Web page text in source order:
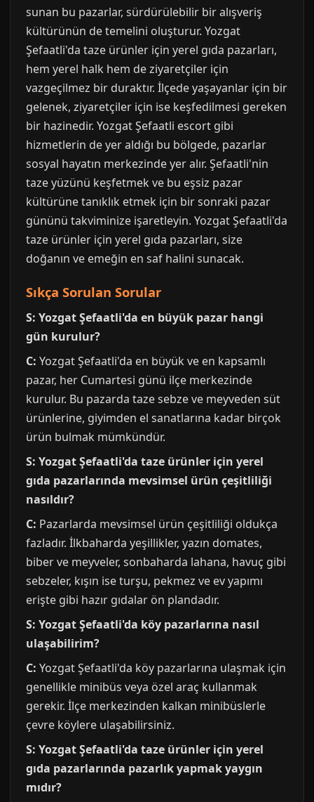
sunan bu pazarlar, sürdürülebilir bir alışveriş
kültürünün de temelini oluşturur. Yozgat
Şefaatli'da taze ürünler için yerel gıda pazarları,
hem yerel halk hem de ziyaretçiler için
vazgeçilmez bir duraktır. İlçede yaşayanlar için bir
gelenek, ziyaretçiler için ise keşfedilmesi gereken
bir hazinedir. Yozgat Şefaatli escort gibi
hizmetlerin de yer aldığı bu bölgede, pazarlar
sosyal hayatın merkezinde yer alır. Şefaatli'nin
taze yüzünü keşfetmek ve bu eşsiz pazar
kültürüne tanıklık etmek için bir sonraki pazar
gününü takviminize işaretleyin. Yozgat Şefaatli'da
taze ürünler için yerel gıda pazarları, size
doğanın ve emeğin en saf halini sunacak.
Sıkça Sorulan Sorular
S: Yozgat Şefaatli'da en büyük pazar hangi
gün kurulur?
C: Yozgat Şefaatli'da en büyük ve en kapsamlı
pazar, her Cumartesi günü ilçe merkezinde
kurulur. Bu pazarda taze sebze ve meyveden süt
ürünlerine, giyimden el sanatlarına kadar birçok
ürün bulmak mümkündür.
S: Yozgat Şefaatli'da taze ürünler için yerel
gıda pazarlarında mevsimsel ürün çeşitliliği
nasıldır?
C: Pazarlarda mevsimsel ürün çeşitliliği oldukça
fazladır. İlkbaharda yeşillikler, yazın domates,
biber ve meyveler, sonbaharda lahana, havuç gibi
sebzeler, kışın ise turşu, pekmez ve ev yapımı
erişte gibi hazır gıdalar ön plandadır.
S: Yozgat Şefaatli'da köy pazarlarına nasıl
ulaşabilirim?
C: Yozgat Şefaatli'da köy pazarlarına ulaşmak için
genellikle minibüs veya özel araç kullanmak
gerekir. İlçe merkezinden kalkan minibüslerle
çevre köylere ulaşabilirsiniz.
S: Yozgat Şefaatli'da taze ürünler için yerel
gıda pazarlarında pazarlık yapmak yaygın
mıdır?